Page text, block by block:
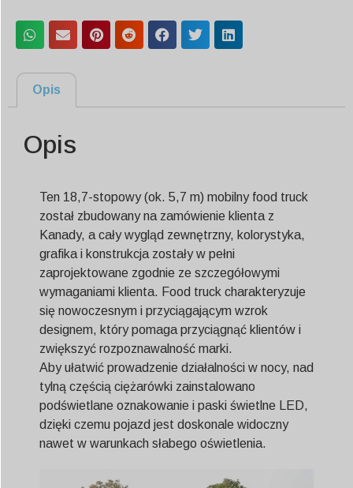
Opis
Opis
Ten 18,7-stopowy (ok. 5,7 m) mobilny food truck
został zbudowany na zamówienie klienta z
Kanady, a cały wygląd zewnętrzny, kolorystyka,
grafika i konstrukcja zostały w pełni
zaprojektowane zgodnie ze szczegółowymi
wymaganiami klienta. Food truck charakteryzuje
się nowoczesnym i przyciągającym wzrok
designem, który pomaga przyciągnąć klientów i
zwiększyć rozpoznawalność marki.
Aby ułatwić prowadzenie działalności w nocy, nad
tylną częścią ciężarówki zainstalowano
podświetlane oznakowanie i paski świetlne LED,
dzięki czemu pojazd jest doskonale widoczny
nawet w warunkach słabego oświetlenia.